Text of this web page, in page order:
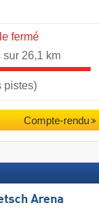
fermé
sur 26,1 km
pistes)
Compte-rendu
Arena